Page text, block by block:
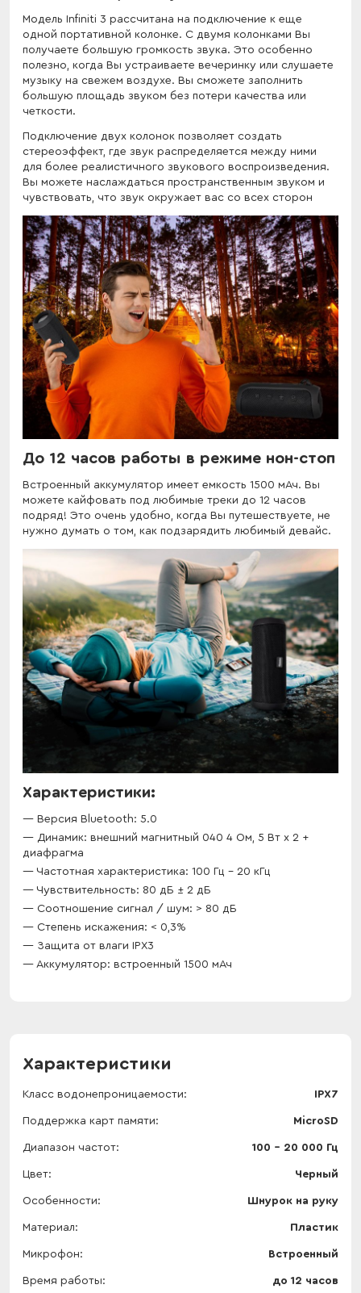
Модель Infiniti 3 рассчитана на подключение к еще
одной портативной колонке. С двумя колонками Вы
получаете большую громкость звука. Это особенно
полезно, когда Вы устраиваете вечеринку или слушаете
музыку на свежем воздухе. Вы сможете заполнить
большую площадь звуком без потери качества или
четкости.
Подключение двух колонок позволяет создать
стереоэффект, где звук распределяется между ними
для более реалистичного звукового воспроизведения.
Вы можете наслаждаться пространственным звуком и
чувствовать, что звук окружает вас со всех сторон
До 12 часов работы в режиме нон-стоп
Встроенный аккумулятор имеет емкость 1500 мАч. Вы
можете кайфовать под любимые треки до 12 часов
подряд! Это очень удобно, когда Вы путешествуете, не
нужно думать о том, как подзарядить любимый девайс.
Характеристики:
Версия Bluetooth: 5.0
Динамик: внешний магнитный 040 4 Ом, 5 Вт х 2 +
диафрагма
Частотная характеристика: 100 Гц - 20 кГц
Чувствительность: 80 дБ ± 2 дБ
Соотношение сигнал / шум: > 80 дБ
Степень искажения: < 0,3%
Защита от влаги IPX3
Аккумулятор: встроенный 1500 мАч
Характеристики
Класс водонепроницаемости IPX7
Поддержка карт памяти MicroSD
Диапазон частот 100 - 20 000 Гц
Цвет Черный
Особенности Шнурок на руку
Материал Пластик
Микрофон Встроенный
Время работы до 12 часов